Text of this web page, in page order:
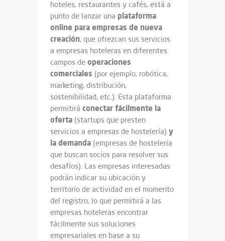
hoteles, restaurantes y cafés, está a
punto de lanzar una plataforma
online para empresas de nueva
creación, que ofrezcan sus servicios
a empresas hoteleras en diferentes
campos de operaciones
comerciales (por ejemplo, robótica,
marketing, distribución,
sostenibilidad, etc.). Esta plataforma
permitirá conectar fácilmente la
oferta (startups que presten
servicios a empresas de hostelería) y
la demanda (empresas de hostelería
que buscan socios para resolver sus
desafíos). Las empresas interesadas
podrán indicar su ubicación y
territorio de actividad en el momento
del registro, lo que permitirá a las
empresas hoteleras encontrar
fácilmente sus soluciones
empresariales en base a su